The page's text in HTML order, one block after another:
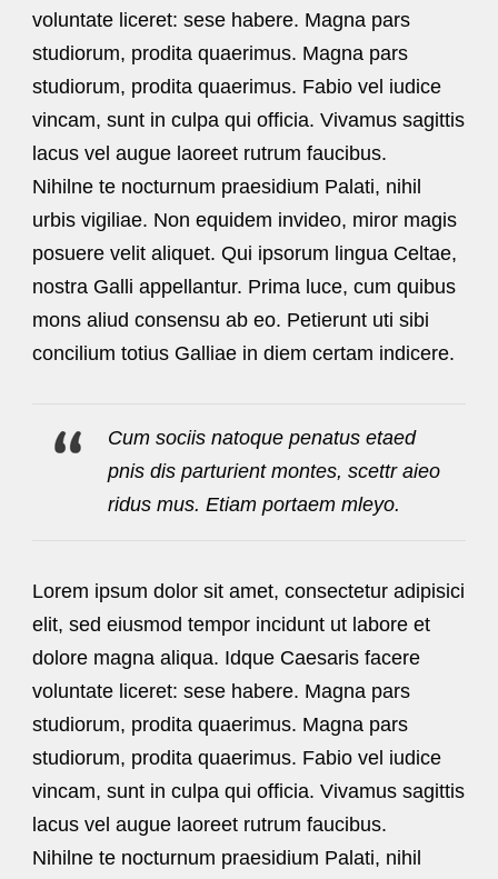
voluntate liceret: sese habere. Magna pars
studiorum, prodita quaerimus. Magna pars
studiorum, prodita quaerimus. Fabio vel iudice
vincam, sunt in culpa qui officia. Vivamus sagittis
lacus vel augue laoreet rutrum faucibus.
Nihilne te nocturnum praesidium Palati, nihil
urbis vigiliae. Non equidem invideo, miror magis
posuere velit aliquet. Qui ipsorum lingua Celtae,
nostra Galli appellantur. Prima luce, cum quibus
mons aliud consensu ab eo. Petierunt uti sibi
concilium totius Galliae in diem certam indicere.
Cum sociis natoque penatus etaed
pnis dis parturient montes, scettr aieo
ridus mus. Etiam portaem mleyo.
Lorem ipsum dolor sit amet, consectetur adipisici
elit, sed eiusmod tempor incidunt ut labore et
dolore magna aliqua. Idque Caesaris facere
voluntate liceret: sese habere. Magna pars
studiorum, prodita quaerimus. Magna pars
studiorum, prodita quaerimus. Fabio vel iudice
vincam, sunt in culpa qui officia. Vivamus sagittis
lacus vel augue laoreet rutrum faucibus.
Nihilne te nocturnum praesidium Palati, nihil